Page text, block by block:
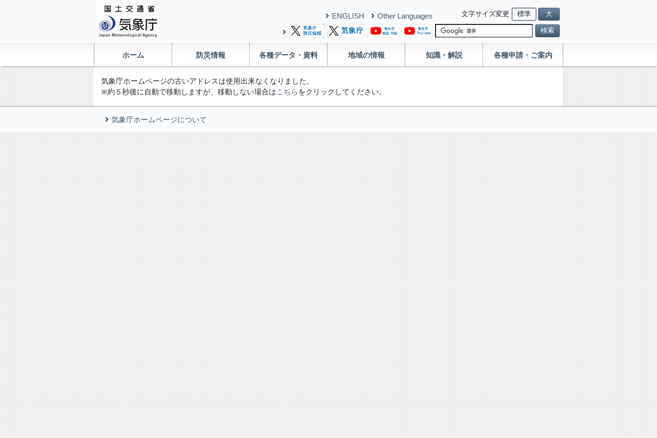
ENGLISH Other Languages 文字サイズ変更 標準 大
検索
ホーム 防災情報 各種データ・資料 地域の情報 知識・解説 各種申請・ご案内
気象庁ホームページの古いアドレスは使用出来なくなりました。
※約５秒後に自動で移動しますが、移動しない場合はこちら をクリックしてください。
気象庁ホームページについて